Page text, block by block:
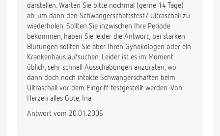
darstellen. Warten Sie bitte nochmal (gerne 14 Tage)
ab, um dann den Schwangerschaftstest/ Ultraschall zu
wiederholen. Sollten Sie inzwischen Ihre Periode
bekommen, haben Sie leider die Antwort; bei starken
Blutungen sollten Sie aber Ihren Gynäkologen oder ein
Krankenhaus aufsuchen. Leider ist es im Moment
üblich, sehr schnell Ausschabungen anzuraten, wo
dann doch noch intakte Schwangerschaften beim
Ultraschall vor dem Eingriff festgestellt werden. Von
Herzen alles Gute, Ina
Antwort vom 20.01.2005